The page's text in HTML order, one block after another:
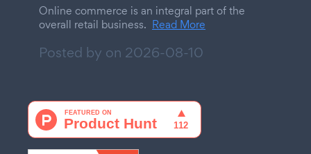
Online commerce is an integral part of the
overall retail business. Read More
Posted by on 2026-08-10